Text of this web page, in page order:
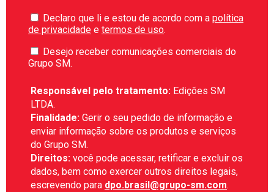
Declaro que li e estou de acordo com a política
de privacidade e termos de uso.
Desejo receber comunicações comerciais do
Grupo SM.
Responsável pelo tratamento: Edições SM
LTDA.
Finalidade: Gerir o seu pedido de informação e
enviar informação sobre os produtos e serviços
do Grupo SM.
Direitos: você pode acessar, retificar e excluir os
dados, bem como exercer outros direitos legais,
escrevendo para dpo.brasil@grupo-sm.com.